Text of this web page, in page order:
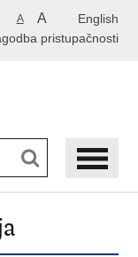
English
A A
pristupačnosti